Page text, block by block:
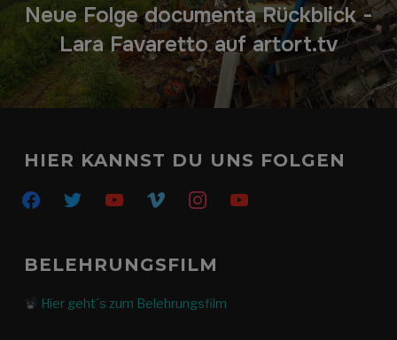
Neue Folge documenta Rückblick -
Lara Favaretto auf artort.tv
HIER KANNST DU UNS FOLGEN
facebooktwitter youtube vimeo instagramyoutube
BELEHRUNGSFILM
Hier geht´s zum Belehrungsfilm